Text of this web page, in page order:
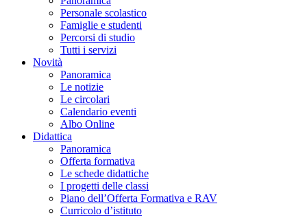
Personale scolastico
Famiglie e studenti
Percorsi di studio
Tutti i servizi
Novità
Panoramica
Le notizie
Le circolari
Calendario eventi
Albo Online
Didattica
Panoramica
Offerta formativa
Le schede didattiche
I progetti delle classi
Piano dell’Offerta Formativa e RAV
Curricolo d’istituto